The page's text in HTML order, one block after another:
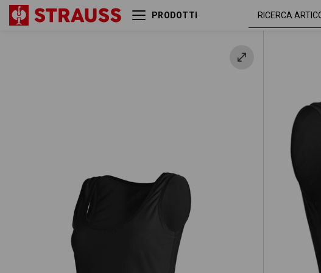
PRODOTTI
e.s. Tank-Top cotton stretch,
nero